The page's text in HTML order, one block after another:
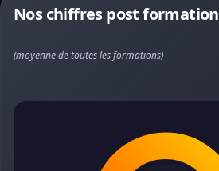
Nos chiffres post formation
(moyenne de toutes les formations)